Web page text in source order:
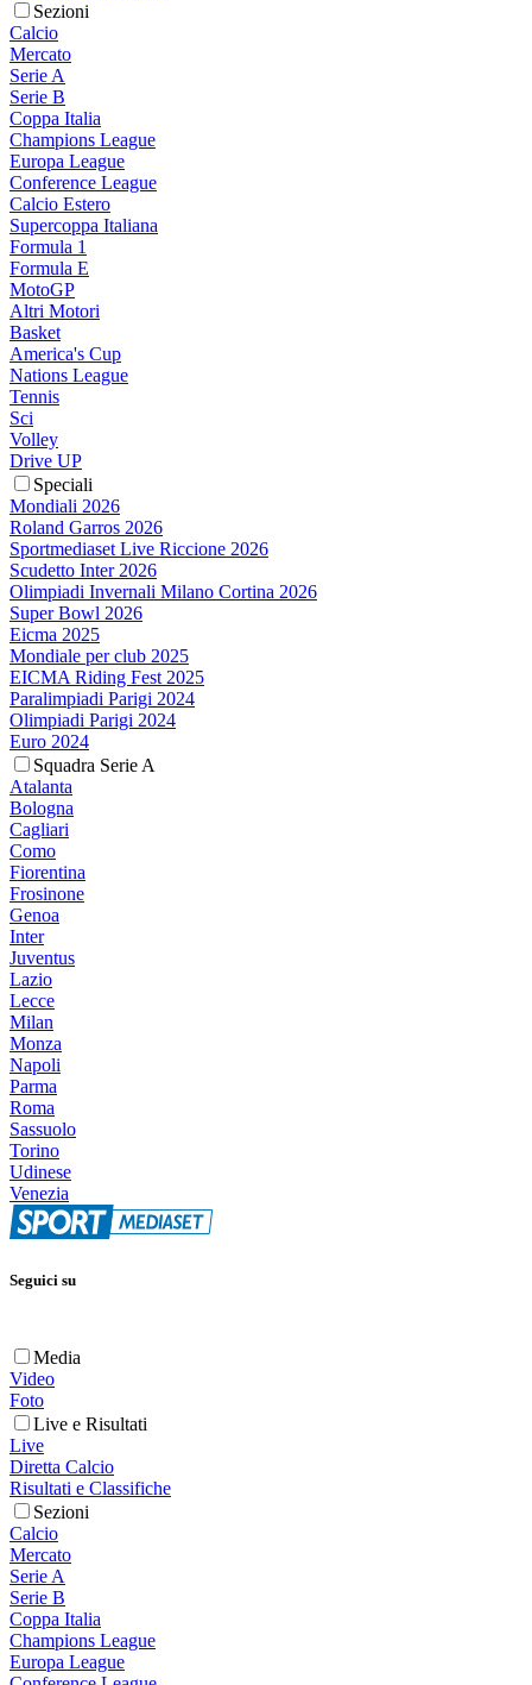
Sezioni
Calcio
Mercato
Serie A
Serie B
Coppa Italia
Champions League
Europa League
Conference League
Calcio Estero
Supercoppa Italiana
Formula 1
Formula E
MotoGP
Altri Motori
Basket
America's Cup
Nations League
Tennis
Sci
Volley
Drive UP
Speciali
Mondiali 2026
Roland Garros 2026
Sportmediaset Live Riccione 2026
Scudetto Inter 2026
Olimpiadi Invernali Milano Cortina 2026
Super Bowl 2026
Eicma 2025
Mondiale per club 2025
EICMA Riding Fest 2025
Paralimpiadi Parigi 2024
Olimpiadi Parigi 2024
Euro 2024
Squadra Serie A
Atalanta
Bologna
Cagliari
Como
Fiorentina
Frosinone
Genoa
Inter
Juventus
Lazio
Lecce
Milan
Monza
Napoli
Parma
Roma
Sassuolo
Torino
Udinese
Venezia
Seguici su
Media
Video
Foto
Live e Risultati
Live
Diretta Calcio
Risultati e Classifiche
Sezioni
Calcio
Mercato
Serie A
Serie B
Coppa Italia
Champions League
Europa League